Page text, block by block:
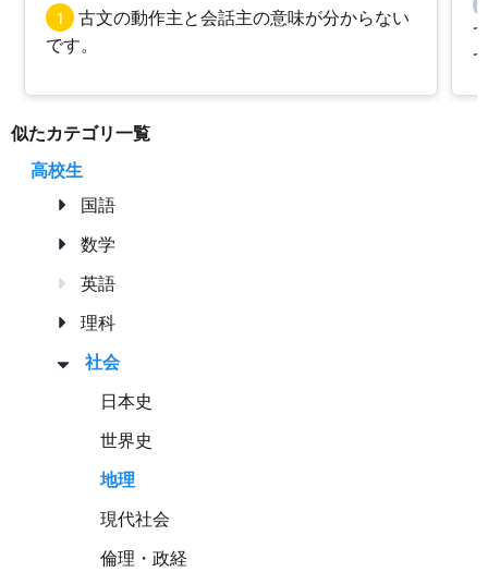
1
古文の動作主と会話主の意味が分からない
です。
似たカテゴリ一覧
高校生
国語
数学
英語
理科
社会
日本史
世界史
地理
現代社会
倫理・政経